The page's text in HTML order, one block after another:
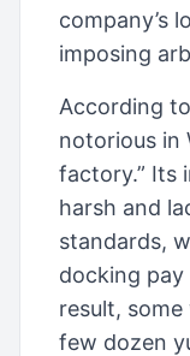
company’s
imposing
According
notorious in
factory.” Its
harsh and
standards,
docking pay
result,
few dozen